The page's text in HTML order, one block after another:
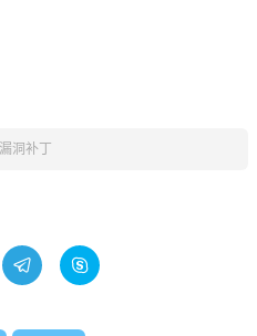
洞补丁
 